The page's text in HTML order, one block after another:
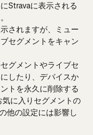
Stravaに表示される
されますが、ミュー
セグメントをキャン
グメントやライブセ
したり、デバイスか
トを永久に削除する
に入りセグメントの
他の設定には影響し